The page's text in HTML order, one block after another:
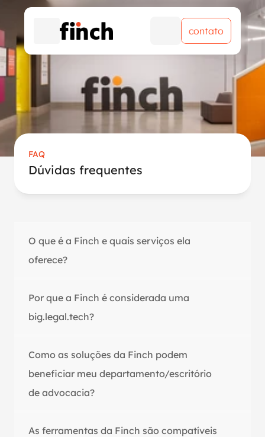
contato
contato
FAQ
Dúvidas frequentes
O que é a Finch e quais serviços ela
oferece?
Por que a Finch é considerada uma
big.legal.tech?
Como as soluções da Finch podem
beneficiar meu departamento/escritório
de advocacia?
As ferramentas da Finch são compatíveis